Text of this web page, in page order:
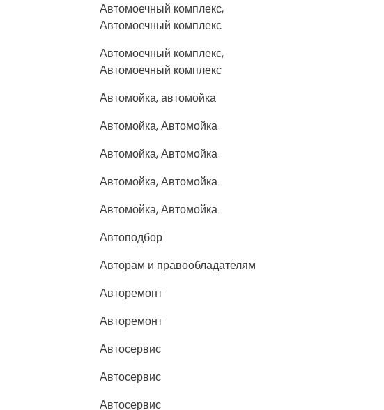
Автомоечный комплекс,
Автомоечный комплекс
Автомоечный комплекс,
Автомоечный комплекс
Автомойка, автомойка
Автомойка, Автомойка
Автомойка, Автомойка
Автомойка, Автомойка
Автомойка, Автомойка
Автоподбор
Авторам и правообладателям
Авторемонт
Авторемонт
Автосервис
Автосервис
Автосервис